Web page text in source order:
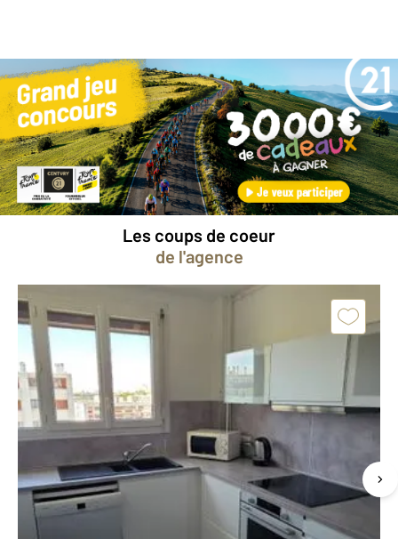
Besoin d'une estimation
gratuitepour votre bien ?
Prendre rendez-vous avec un professionnel
Les coups de coeur
de l'agence